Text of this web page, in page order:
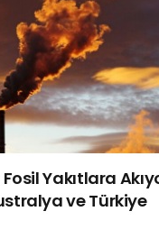
Yakıtlara
ve Türkiye